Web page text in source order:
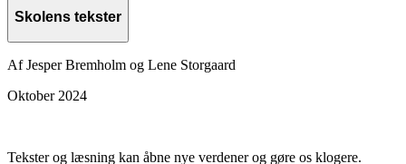
Skolens tekster
Af Jesper Bremholm og Lene Storgaard
Oktober 2024
Tekster og læsning kan åbne nye verdener og gøre os klogere.